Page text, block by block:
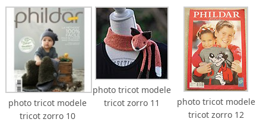
photo tricot modele
tricot zorro 10
photo tricot modele
tricot zorro 11
photo tricot modele
tricot zorro 12